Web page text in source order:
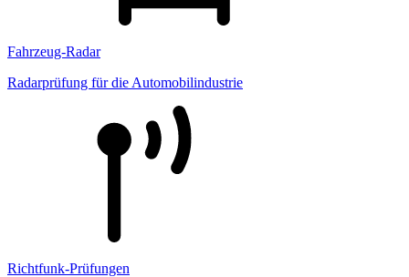
Fahrzeug-Radar
Radarprüfung für die Automobilindustrie
Richtfunk-Prüfungen